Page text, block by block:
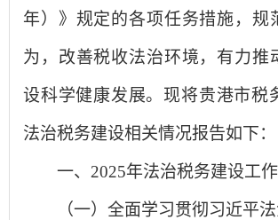
年）》规定的各项任务措施，规
为，改善税收法治环境，有力推
设科学健康发展。现将贵港市税
法治税务建设相关情况报告如下：
一、2025年法治税务建设工
（一）全面学习贯彻习近平